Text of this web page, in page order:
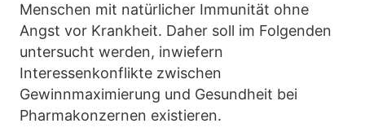
Menschen mit natürlicher Immunität ohne
Angst vor Krankheit. Daher soll im Folgenden
untersucht werden, inwiefern
Interessenkonflikte zwischen
Gewinnmaximierung und Gesundheit bei
Pharmakonzernen existieren.